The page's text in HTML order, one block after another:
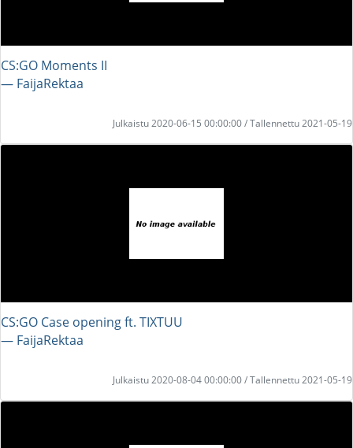
CS:GO Moments II
― FaijaRektaa
Julkaistu 2020-06-15 00:00:00 / Tallennettu 2021-05-19
CS:GO Case opening ft. TIXTUU
― FaijaRektaa
Julkaistu 2020-08-04 00:00:00 / Tallennettu 2021-05-19